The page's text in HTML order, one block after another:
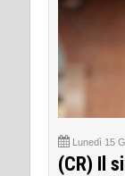
Lunedì 15
(CR) Il